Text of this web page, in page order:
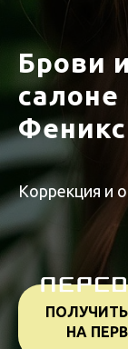
Брови
салоне
Феникс
Коррекция и
НА